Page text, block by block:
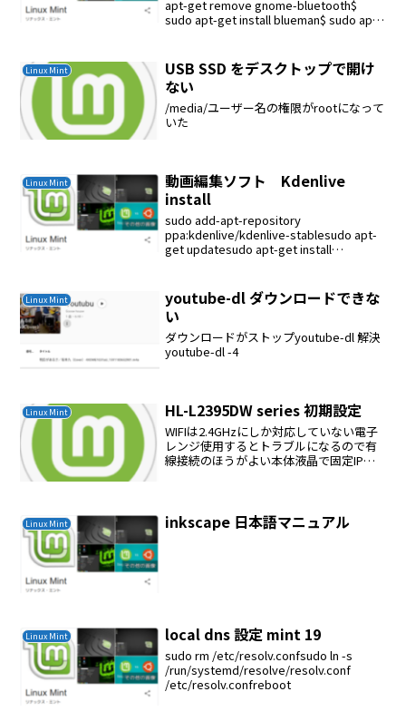
apt-get remove gnome-bluetooth$
sudo apt-get install blueman$ sudo apt-
Linux Mint
USB SSD をデスクトップで開け
ない
/media/ユーザー名の権限がrootになって
いた
Linux Mint
動画編集ソフト Kdenlive
install
sudo add-apt-repository
ppa:kdenlive/kdenlive-stablesudo apt-
get updatesudo apt-get install
Linux Mint
youtube-dl ダウンロードできな
い
ダウンロードがストップyoutube-dl 解決
youtube-dl -4
Linux Mint HL-L2395DW series 初期設定
WIFIは2.4GHzにしか対応していない電子
レンジ使用するとトラブルになるので有
線接続のほうがよい本体液晶で固定IPに
Linux Mint inkscape 日本語マニュアル
Linux Mint local dns 設定 mint 19
sudo rm /etc/resolv.confsudo ln -s
/run/systemd/resolve/resolv.conf
/etc/resolv.confreboot